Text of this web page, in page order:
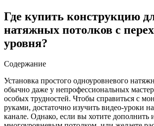
Где купить конструкцию
натяжных потолков с
уровня?
Содержание
Установка простого одноуровневого
обычно даже у непрофессиональных
особых трудностей. Чтобы справиться с
руками, достаточно изучить видео-уроки
канале. Однако, если вы хотите дополнить